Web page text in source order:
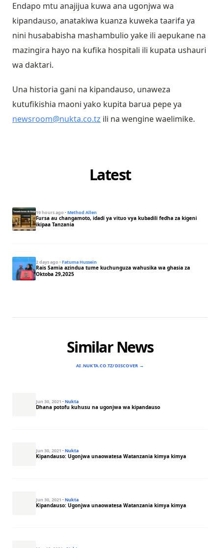
Endapo mtu anajijua kuwa ana ugonjwa wa
kipandauso, anatakiwa kuanza kuweka taarifa ya
nini husababisha mashambulio yake ili aepukane na
mazingira hayo na kufika hospitali ili kupata ushauri
wa daktari.
Una historia gani na kipandauso, unaweza
kutufikishia maoni yako kupita barua pepe ya
newsroom@nukta.co.tz ili na wengine waelimike.
Latest
19 hours ago · Method Allen
Fursa au changamoto, idadi ya vituo vya kubadili fedha za kigeni
ikipaa Tanzania
2 days ago · Fatuma Hussein
Rais Samia azindua tume kuchunguza wahusika wa ghasia za
Oktoba 29,2025
Similar News
AI.NUKTA.CO.TZ/DISCOVER →
Jun 30, 2021 · Nukta
Dhana potofu kuhusu na ugonjwa wa kipandauso
Jun 30, 2021 · Nukta
Kipandauso: Ugonjwa unaowatesa Watanzania kimya kimya
Jun 30, 2021 · Nukta
Kipandauso: Ugonjwa unaowatesa Watanzania kimya kimya